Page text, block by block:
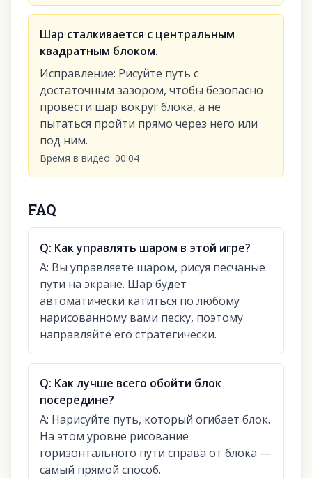
Шар сталкивается с центральным
квадратным блоком.
Исправление: Рисуйте путь с
достаточным зазором, чтобы безопасно
провести шар вокруг блока, а не
пытаться пройти прямо через него или
под ним.
Время в видео: 00:04
FAQ
Q: Как управлять шаром в этой игре?
A: Вы управляете шаром, рисуя песчаные
пути на экране. Шар будет
автоматически катиться по любому
нарисованному вами песку, поэтому
направляйте его стратегически.
Q: Как лучше всего обойти блок
посередине?
A: Нарисуйте путь, который огибает блок.
На этом уровне рисование
горизонтального пути справа от блока —
самый прямой способ.